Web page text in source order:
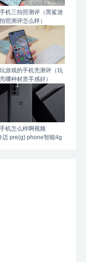
机三拍照测评（黑鲨游
照测评怎么样）
游戏的手机壳测评（玩
哪种材质手感好）
机怎么样啊视频
迈 pre(g) phone智能4g